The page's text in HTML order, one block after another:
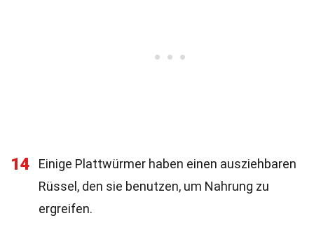
14
Einige Plattwürmer haben einen ausziehbaren
Rüssel, den sie benutzen, um Nahrung zu
ergreifen.